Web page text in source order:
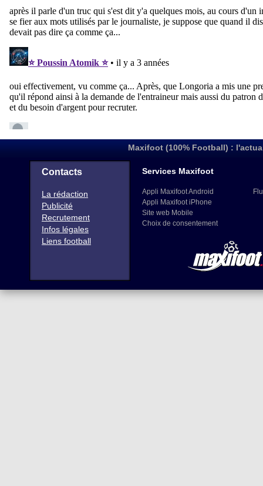
Maxifoot (100% Football) :
Contacts
La rédaction
Publicité
Recrutement
Infos légales
Liens football
Services Maxifoot
Appli Maxifoot Android
Appli Maxifoot iPhone
Site web Mobile
Choix de consentement